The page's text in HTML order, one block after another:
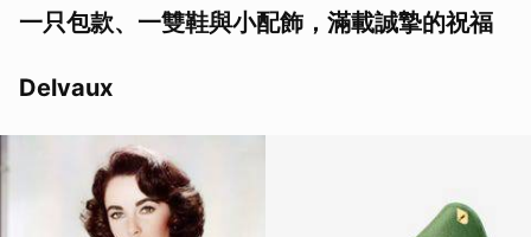
一只包款、一雙鞋與小配飾，滿載誠摯的祝福
Delvaux